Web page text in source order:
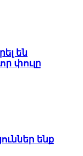
են
փուլը
ենք